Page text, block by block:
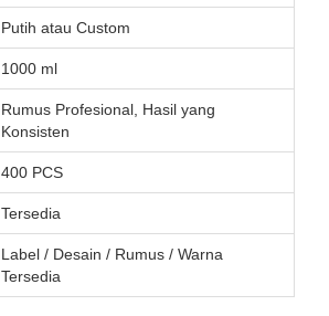
Putih atau Custom
1000 ml
Rumus Profesional, Hasil yang
Konsisten
400 PCS
Tersedia
Label / Desain / Rumus / Warna
Tersedia